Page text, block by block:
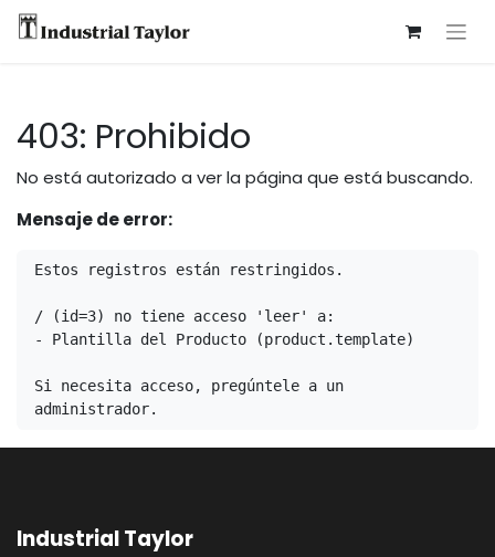
403: Prohibido
No está autorizado a ver la página que está buscando.
Mensaje de error:
Estos registros están restringidos.
/ (id=3) no tiene acceso 'leer' a:
- Plantilla del Producto (product.template)
Si necesita acceso, pregúntele a un
administrador.
Industrial Taylor